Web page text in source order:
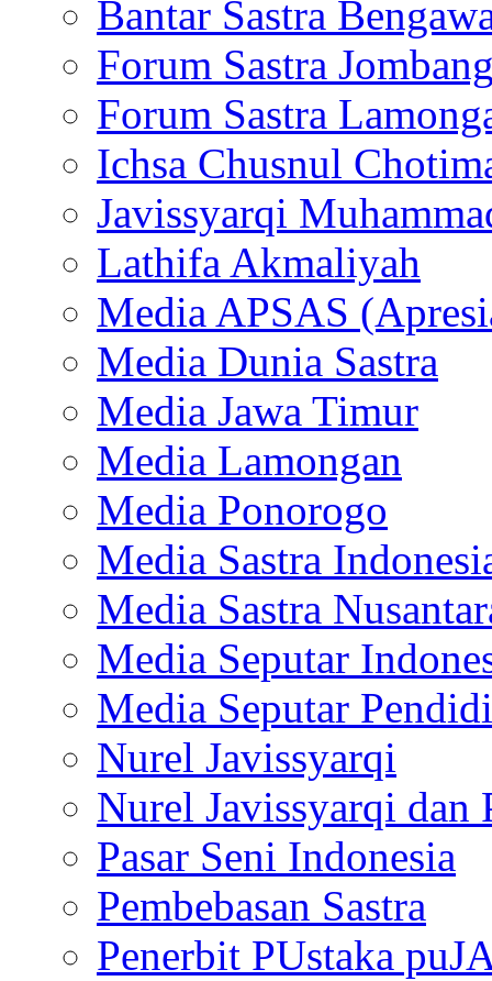
Bantar Sastra
Forum Sastra
Forum Sastra
Ichsa Chusnul
Javissyarqi
Lathifa Akmaliyah
Media APSAS
Media Dunia Sastra
Media Jawa Timur
Media Lamongan
Media Ponorogo
Media Sastra
Media Sastra
Media Seputar
Media Seputar
Nurel Javissyarqi
Nurel Javissyarqi dan
Pasar Seni Indonesia
Pembebasan Sastra
Penerbit PUstaka